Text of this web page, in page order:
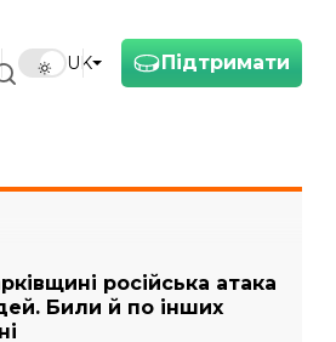
Підтримати
UK
російська атака
Били й по інших